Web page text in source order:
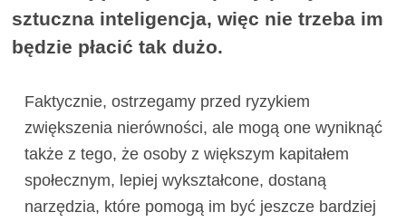
sztuczna inteligencja, więc nie trzeba im
będzie płacić tak dużo.
Faktycznie, ostrzegamy przed ryzykiem
zwiększenia nierówności, ale mogą one wyniknąć
także z tego, że osoby z większym kapitałem
społecznym, lepiej wykształcone, dostaną
narzędzia, które pomogą im być jeszcze bardziej